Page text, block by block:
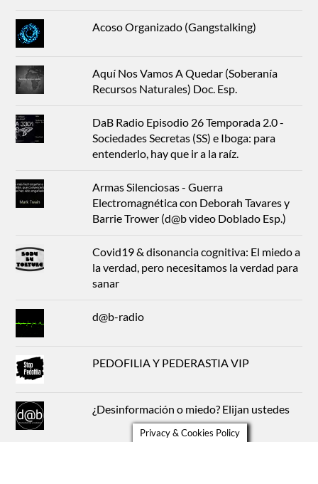
Acoso Organizado (Gangstalking)
Aquí Nos Vamos A Quedar (Soberanía
Recursos Naturales) Doc. Esp.
DaB Radio Episodio 26 Temporada 2.0 -
Sociedades Secretas (SS) e Iboga: para
entenderlo, hay que ir a la raíz.
Armas Silenciosas - Guerra
Electromagnética con Deborah Tavares y
Barrie Trower (d@b video Doblado Esp.)
Covid19 & disonancia cognitiva: El miedo a
la verdad, pero necesitamos la verdad para
sanar
d@b-radio
PEDOFILIA Y PEDERASTIA VIP
¿Desinformación o miedo? Elijan ustedes
Privacy & Cookies Policy